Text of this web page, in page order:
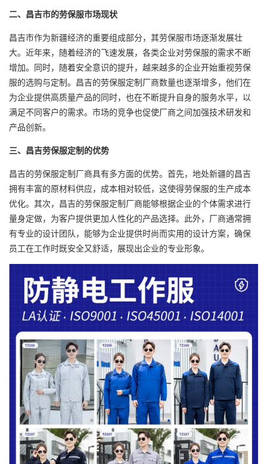
二、昌吉市的劳保服市场现状
昌吉市作为新疆经济的重要组成部分，其劳保服市场逐渐发展壮
大。近年来，随着经济的飞速发展，各类企业对劳保服的需求不断
增加。同时，随着安全意识的提升，越来越多的企业开始重视劳保
服的选购与定制。昌吉的劳保服定制厂商数量也逐渐增多，他们在
为企业提供高质量产品的同时，也在不断提升自身的服务水平，以
满足不同客户的需求。市场的竞争也促使厂商之间加强技术研发和
产品创新。
三、昌吉劳保服定制的优势
昌吉的劳保服定制厂商具有多方面的优势。首先，地处新疆的昌吉
拥有丰富的原材料供应，成本相对较低，这使得劳保服的生产成本
优化。其次，昌吉的劳保服定制厂商能够根据企业的个体需求进行
量身定做，为客户提供更加人性化的产品选择。此外，厂商通常拥
有专业的设计团队，能够为企业提供时尚而实用的设计方案，确保
员工在工作时既安全又舒适，展现出企业的专业形象。